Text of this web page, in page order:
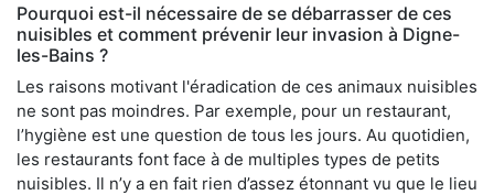
Pourquoi est-il nécessaire de se débarrasser de ces
nuisibles et comment prévenir leur invasion à Digne-
les-Bains ?
Les raisons motivant l'éradication de ces animaux nuisibles
ne sont pas moindres. Par exemple, pour un restaurant,
l’hygiène est une question de tous les jours. Au quotidien,
les restaurants font face à de multiples types de petits
nuisibles. Il n’y a en fait rien d’assez étonnant vu que le lieu